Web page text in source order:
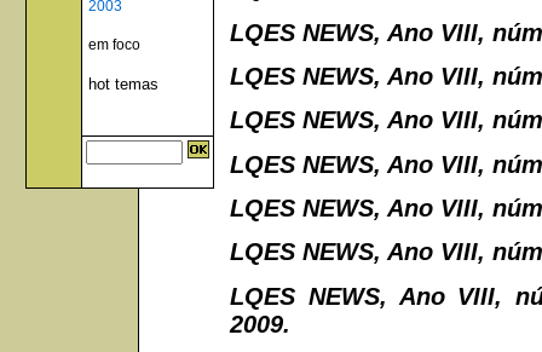
2003
em foco
hot temas
LQES NEWS, Ano VIII,
LQES NEWS, Ano VIII,
LQES NEWS, Ano VIII,
LQES NEWS, Ano VIII,
LQES NEWS, Ano VIII,
LQES NEWS, Ano VIII,
LQES NEWS, Ano VIII,
2009.